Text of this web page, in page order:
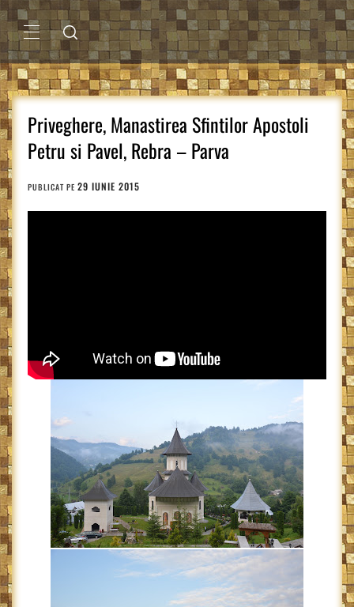
Sari
la
conținutMENIU
PRINCIPAL
Priveghere, Manastirea Sfintilor Apostoli
Petru si Pavel, Rebra – Parva
PUBLICAT PE 29 IUNIE 2015